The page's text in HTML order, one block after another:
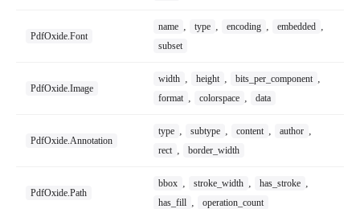
PdfOxide.Font
name , type , encoding , embedded ,
subset
PdfOxide.Image
width , height , bits_per_component ,
format , colorspace , data
PdfOxide.Annotation
type , subtype , content , author ,
rect , border_width
PdfOxide.Path
bbox , stroke_width , has_stroke ,
has_fill , operation_count